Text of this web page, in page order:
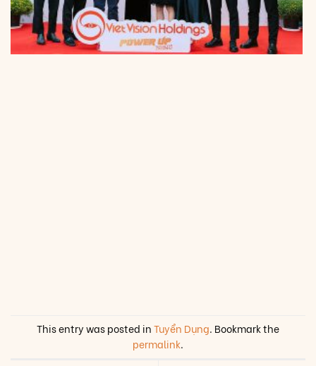
This entry was posted inTuyển Dụng. Bookmark the
permalink.